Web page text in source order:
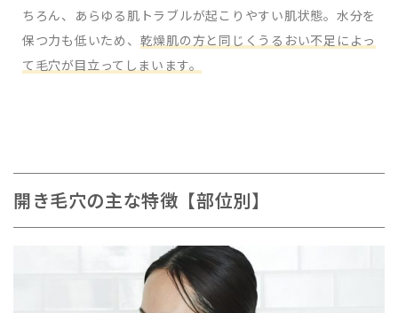
ちろん、あらゆる肌トラブルが起こりやすい肌状態。水分を
保つ力も低いため、 乾燥肌の方と同じくうるおい不足によっ
て毛穴が目立ってしまいます。
開き毛穴の主な特徴【部位別】